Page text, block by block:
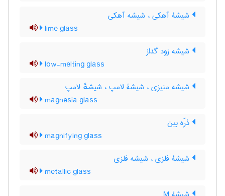
شیشۀ آهکی ، شیشه آهکی
lime glass
شیشه زود گداز
low-melting glass
شیشه منیزی ، شیشۀ لامپ ، شیشهٔ لامپ
magnesia glass
ذرّه بین
magnifying glass
شیشۀ فلزی ، شیشه فلزی
metallic glass